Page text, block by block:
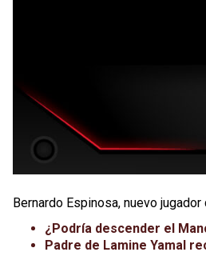
Bernardo Espinosa, nuevo
¿Podría descender el
Padre de Lamine Yamal